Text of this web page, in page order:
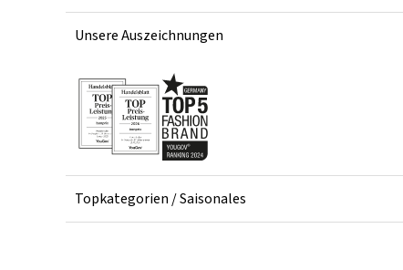
Unsere Auszeichnungen
Topkategorien / Saisonales